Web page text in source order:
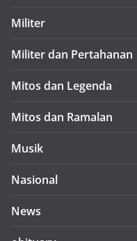
Militer
Militer dan Pertahanan
Mitos dan Legenda
Mitos dan Ramalan
Musik
Nasional
News